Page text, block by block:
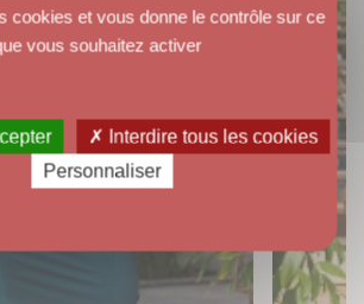
cookies et vous donne le contrôle sur ce
vous souhaitez activer
✗ Interdire tous les cookies
Personnaliser